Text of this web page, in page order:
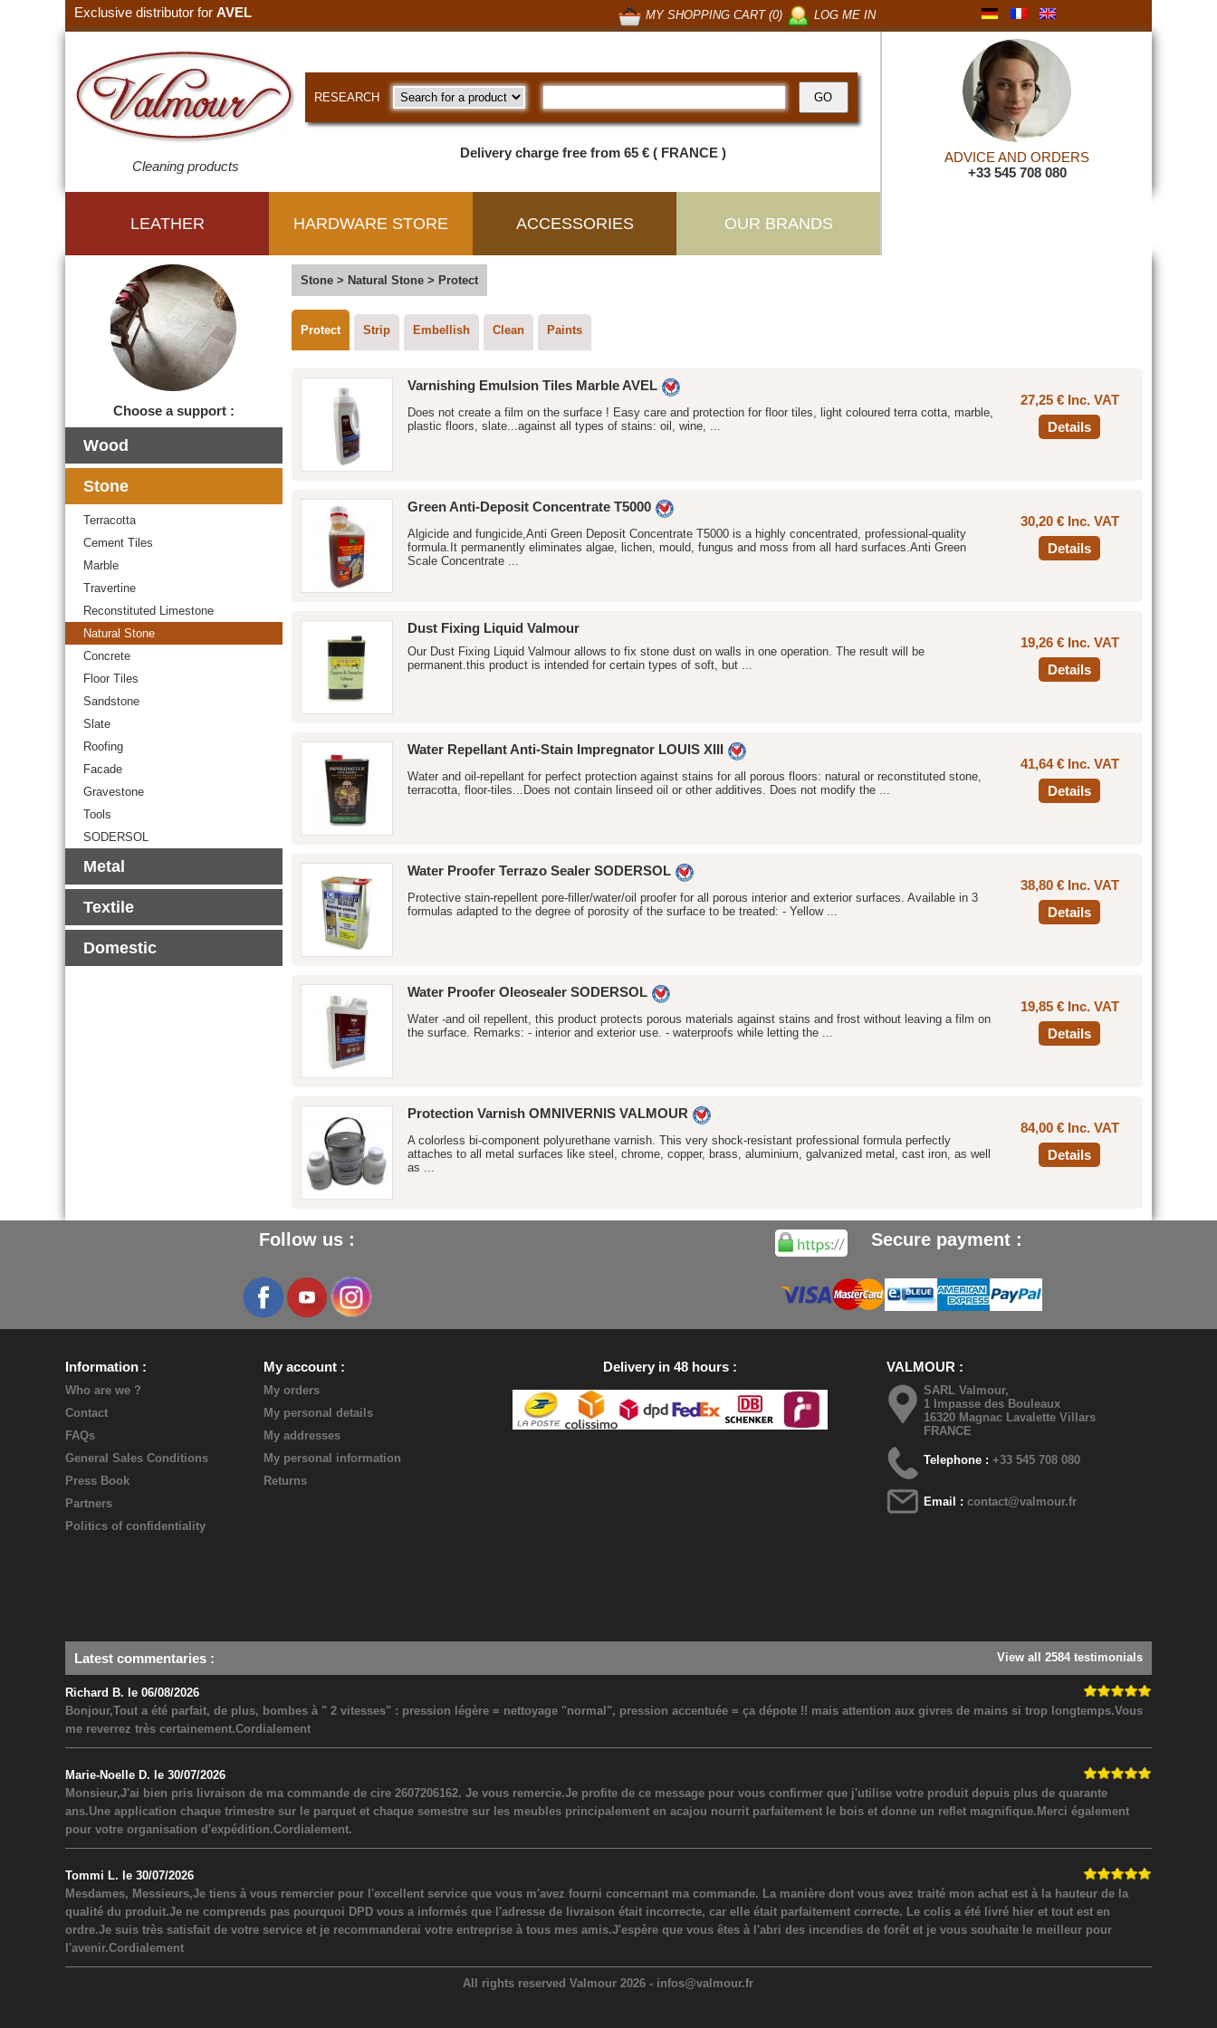
Exclusive distributor for AVEL LOG ME IN
MY SHOPPING CART (0)
Cleaning products
RESEARCH
Delivery charge free from 65 € ( FRANCE )
ADVICE AND ORDERS
+33 545 708 080
LEATHER HARDWARE STORE ACCESSORIES OUR BRANDS
Choose a support :
Wood
Stone
Terracotta
Cement Tiles
Marble
Travertine
Reconstituted Limestone
Natural Stone
Concrete
Floor Tiles
Sandstone
Slate
Roofing
Facade
Gravestone
Tools
SODERSOL
Metal
Textile
Domestic
Stone > Natural Stone > Protect
Protect Strip Embellish Clean Paints
Varnishing Emulsion Tiles Marble AVEL
Does not create a film on the surface ! Easy care and protection for floor tiles, light coloured terra cotta, marble,
plastic floors, slate...against all types of stains: oil, wine, ...
27,25 € Inc. VAT
Details
Green Anti-Deposit Concentrate T5000
Algicide and fungicide,Anti Green Deposit Concentrate T5000 is a highly concentrated, professional-quality
formula.It permanently eliminates algae, lichen, mould, fungus and moss from all hard surfaces.Anti Green
Scale Concentrate ...
30,20 € Inc. VAT
Details
Dust Fixing Liquid Valmour
Our Dust Fixing Liquid Valmour allows to fix stone dust on walls in one operation. The result will be
permanent.this product is intended for certain types of soft, but ...
19,26 € Inc. VAT
Details
Water Repellant Anti-Stain Impregnator LOUIS XIII
Water and oil-repellant for perfect protection against stains for all porous floors: natural or reconstituted stone,
terracotta, floor-tiles...Does not contain linseed oil or other additives. Does not modify the ...
41,64 € Inc. VAT
Details
Water Proofer Terrazo Sealer SODERSOL
Protective stain-repellent pore-filler/water/oil proofer for all porous interior and exterior surfaces. Available in 3
formulas adapted to the degree of porosity of the surface to be treated: - Yellow ...
38,80 € Inc. VAT
Details
Water Proofer Oleosealer SODERSOL
Water -and oil repellent, this product protects porous materials against stains and frost without leaving a film on
the surface. Remarks: - interior and exterior use. - waterproofs while letting the ...
19,85 € Inc. VAT
Details
Protection Varnish OMNIVERNIS VALMOUR
A colorless bi-component polyurethane varnish. This very shock-resistant professional formula perfectly
attaches to all metal surfaces like steel, chrome, copper, brass, aluminium, galvanized metal, cast iron, as well
as ...
84,00 € Inc. VAT
Details
Follow us : Secure payment :
Information
Who are we ?
Contact
FAQs
General Sales Conditions
Press Book
Partners
Politics of confidentiality
My account
My orders
My personal details
My addresses
My personal information
Returns
Delivery in 48 hours VALMOUR
SARL Valmour,
1 Impasse des Bouleaux
16320 Magnac Lavalette Villars
FRANCE
Telephone :+33 545 708 080
Email :contact@valmour.fr
Latest commentaries : View all 2584 testimonials
Richard B. le 06/08/2026
Bonjour,Tout a été parfait, de plus, bombes à " 2 vitesses" : pression légère = nettoyage "normal", pression accentuée = ça dépote !! mais attention aux givres de mains si trop longtemps.Vous
me reverrez très certainement.Cordialement
Marie-Noelle D. le 30/07/2026
Monsieur,J'ai bien pris livraison de ma commande de cire 2607206162. Je vous remercie.Je profite de ce message pour vous confirmer que j'utilise votre produit depuis plus de quarante
ans.Une application chaque trimestre sur le parquet et chaque semestre sur les meubles principalement en acajou nourrit parfaitement le bois et donne un reflet magnifique.Merci également
pour votre organisation d'expédition.Cordialement.
Tommi L. le 30/07/2026
Mesdames, Messieurs,Je tiens à vous remercier pour l'excellent service que vous m'avez fourni concernant ma commande. La manière dont vous avez traité mon achat est à la hauteur de la
qualité du produit.Je ne comprends pas pourquoi DPD vous a informés que l'adresse de livraison était incorrecte, car elle était parfaitement correcte. Le colis a été livré hier et tout est en
ordre.Je suis très satisfait de votre service et je recommanderai votre entreprise à tous mes amis.J'espère que vous êtes à l'abri des incendies de forêt et je vous souhaite le meilleur pour
l'avenir.Cordialement
All rights reserved Valmour 2026 - infos@valmour.fr